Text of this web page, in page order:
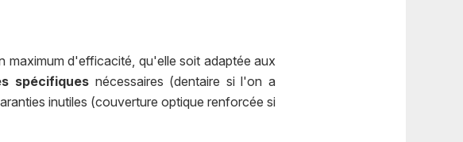
maximum d'efficacité, qu'elle soit adaptée aux
spécifiquesnécessaires (dentaire si l'on a
inutiles (couverture optique renforcée si